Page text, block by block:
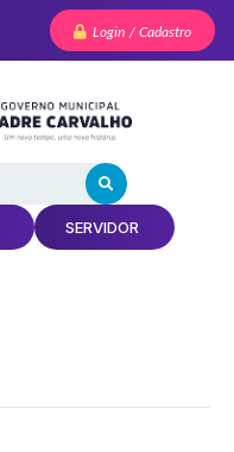
Login / Cadastro
SERVIDOR